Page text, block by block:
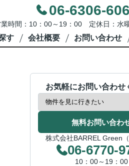
06-6306-
時間：10：00～19：00 定休日：水
す 会社概要 お問い合わせ
お気軽にお問い合わせ
無料お問い合わ
株式会社BARREL Green（
06-6770-
10：00～19：00